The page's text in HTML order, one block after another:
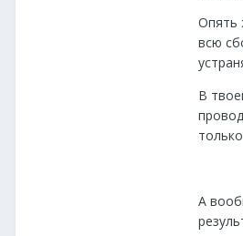
Опять
всю
В
А